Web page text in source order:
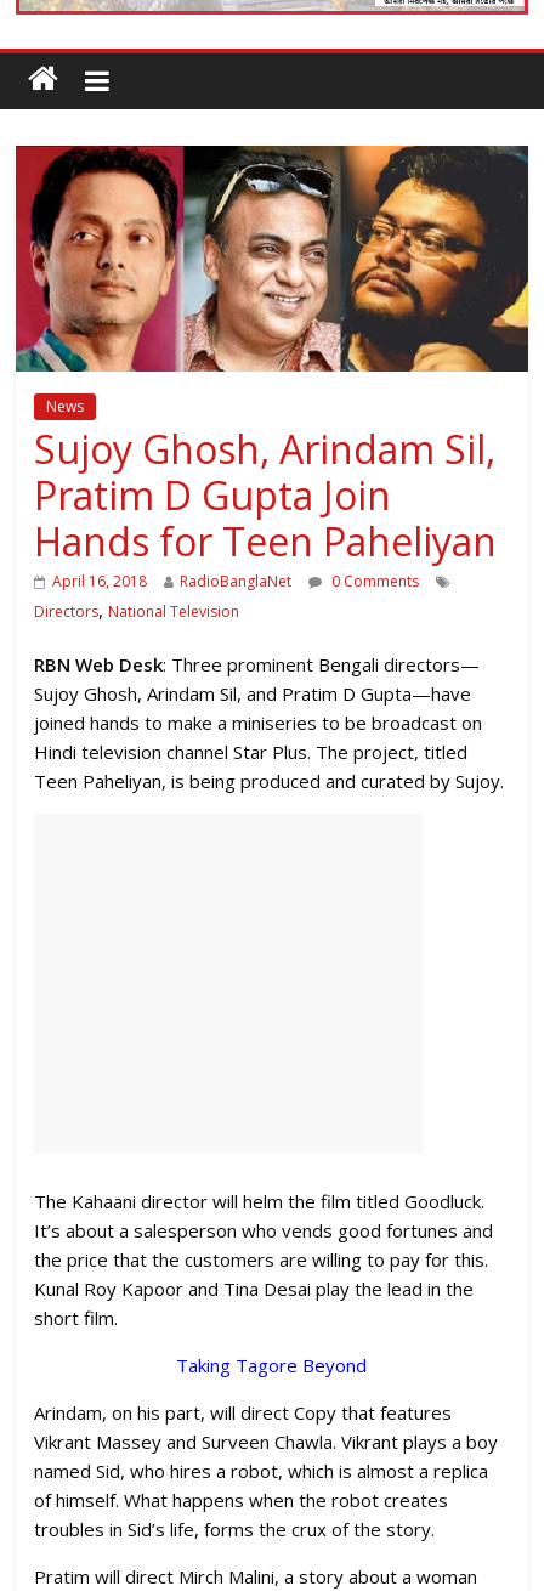
News
Sujoy Ghosh, Arindam Sil,
Pratim D Gupta Join
Hands for Teen Paheliyan
April 16, 2018 RadioBanglaNet
0 Comments
Directors, National Television
RBN Web Desk: Three prominent Bengali directors—
Sujoy Ghosh, Arindam Sil, and Pratim D Gupta—have
joined hands to make a miniseries to be broadcast on
Hindi television channel Star Plus. The project, titled
Teen Paheliyan, is being produced and curated by Sujoy.
The Kahaani director will helm the film titled Goodluck.
It’s about a salesperson who vends good fortunes and
the price that the customers are willing to pay for this.
Kunal Roy Kapoor and Tina Desai play the lead in the
short film.
Taking Tagore Beyond
Arindam, on his part, will direct Copy that features
Vikrant Massey and Surveen Chawla. Vikrant plays a boy
named Sid, who hires a robot, which is almost a replica
of himself. What happens when the robot creates
troubles in Sid’s life, forms the crux of the story.
Pratim will direct Mirch Malini, a story about a woman